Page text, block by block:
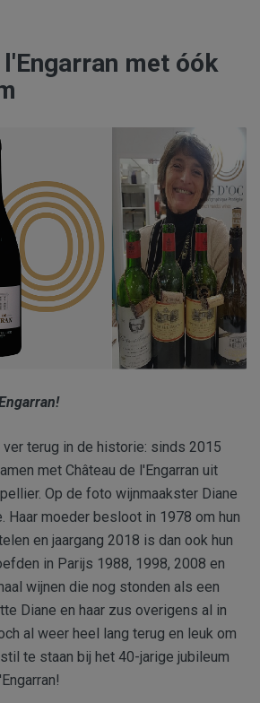
l'Engarran met óók
terug in de historie: sinds 2015
met Château de l'Engarran uit
Op de foto wijnmaakster Diane
Haar moeder besloot in 1978 om hun
en jaargang 2018 is dan ook hun
in Parijs 1988, 1998, 2008 en
wijnen die nog stonden als een
Diane en haar zus overigens al in
al weer heel lang terug en leuk om
te staan bij het 40-jarige jubileum